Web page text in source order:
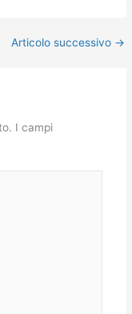
Articolo successivo →
I campi